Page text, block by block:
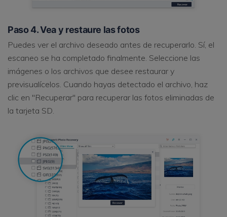
Paso 4. Vea y restaure las fotos
Puedes ver el archivo deseado antes de recuperarlo. Sí, el
escaneo se ha completado finalmente. Seleccione las
imágenes o los archivos que desee restaurar y
previsualícelos. Cuando hayas detectado el archivo, haz
clic en "Recuperar" para recuperar las fotos eliminadas de
la tarjeta SD.